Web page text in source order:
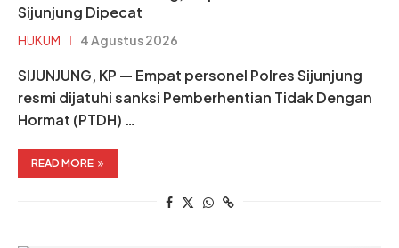
Sijunjung Dipecat
HUKUM 4 Agustus 2026
SIJUNJUNG, KP — Empat personel Polres Sijunjung
resmi dijatuhi sanksi Pemberhentian Tidak Dengan
Hormat (PTDH) …
READ MORE